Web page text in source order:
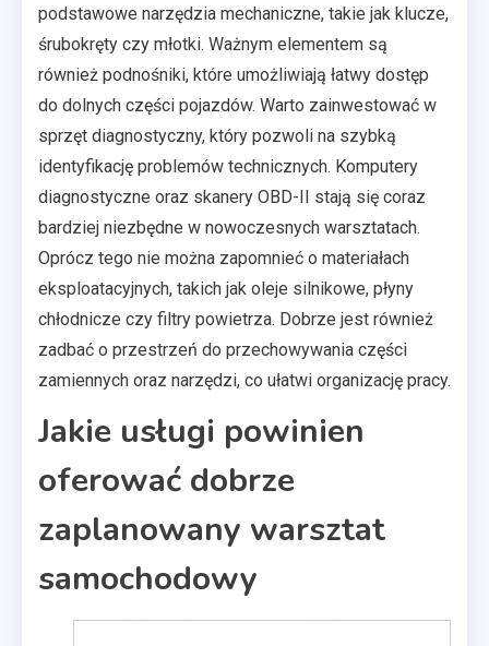
podstawowe narzędzia mechaniczne, takie jak klucze,
śrubokręty czy młotki. Ważnym elementem są
również podnośniki, które umożliwiają łatwy dostęp
do dolnych części pojazdów. Warto zainwestować w
sprzęt diagnostyczny, który pozwoli na szybką
identyfikację problemów technicznych. Komputery
diagnostyczne oraz skanery OBD-II stają się coraz
bardziej niezbędne w nowoczesnych warsztatach.
Oprócz tego nie można zapomnieć o materiałach
eksploatacyjnych, takich jak oleje silnikowe, płyny
chłodnicze czy filtry powietrza. Dobrze jest również
zadbać o przestrzeń do przechowywania części
zamiennych oraz narzędzi, co ułatwi organizację pracy.
Jakie usługi powinien
oferować dobrze
zaplanowany warsztat
samochodowy